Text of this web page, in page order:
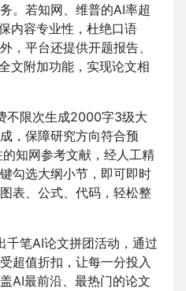
。若知网、维普的AI率超
内容专业性，杜绝口语
，平台还提供开题报告、
文附加功能，实现论文相
不限次生成2000字3级大
，保障研究方向符合预
知网参考文献，经人工精
勾选大纲小节，即可即时
表、公式、代码，轻松整
千笔AI论文拼团活动，通过
超值折扣，让每一分投入
AI最前沿、最热门的论文